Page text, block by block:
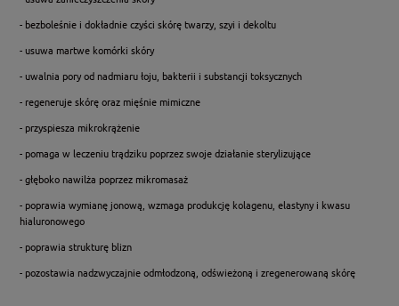
- bezboleśnie i dokładnie czyści skórę twarzy, szyi i dekoltu
- usuwa martwe komórki skóry
- uwalnia pory od nadmiaru łoju, bakterii i substancji toksycznych
- regeneruje skórę oraz mięśnie mimiczne
- przyspiesza mikrokrążenie
- pomaga w leczeniu trądziku poprzez swoje działanie sterylizujące
- głęboko nawilża poprzez mikromasaż
- poprawia wymianę jonową, wzmaga produkcję kolagenu, elastyny i kwasu
hialuronowego
- poprawia strukturę blizn
- pozostawia nadzwyczajnie odmłodzoną, odświeżoną i zregenerowaną skórę